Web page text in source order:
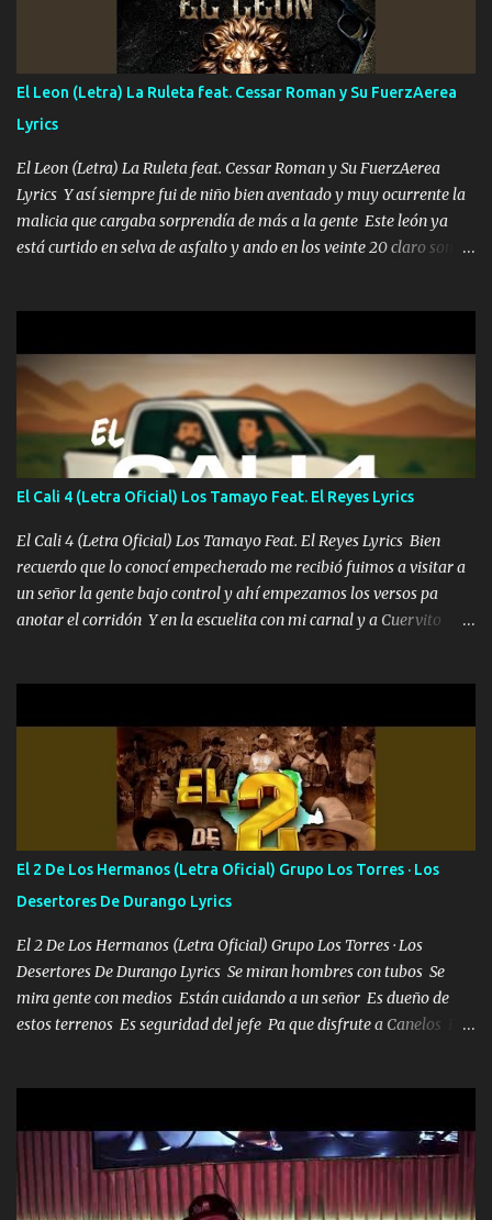
me fajó una Glock siempre armado todas las generaciones yo
traigo El chiste es que hago lo que quiero pues así soy me mandó
yo tengo el control a todos yo les paro el dedo soy hocicon un
malcriado un malandrón Que Les importa no saben nada falsas
las risas las que me miran hay gente corriente no quieren ve...
El Leon (Letra) La Ruleta feat. Cessar Roman y Su FuerzAerea
Lyrics
El Leon (Letra) La Ruleta feat. Cessar Roman y Su FuerzAerea
Lyrics Y así siempre fui de niño bien aventado y muy ocurrente la
malicia que cargaba sorprendía de más a la gente Este león ya
está curtido en selva de asfalto y ando en los veinte 20 claro son
pa más pues hay charola les voy a dar hasta topar pues no hay de
otra Música Surcando bien mi camino voy por mi línea no veo a
los lados aquel que no corre vuela no se me duerm voy chicoteado
Ya pasé varias hazañas ya tienen rato que me agarran el colmillo
de este León los estatales no sé esperaron Al tiro esta la PrimiZa
también la nueve que cargo al lado doy la mano al que su amigo y
al traicionero damos pa abajo Y No me paran aquí hay pa más
pues hay charola les voy a dar hasta topar pues no hay de otra...
El Cali 4 (Letra Oficial) Los Tamayo Feat. El Reyes Lyrics
El Cali 4 (Letra Oficial) Los Tamayo Feat. El Reyes Lyrics Bien
recuerdo que lo conocí empecherado me recibió fuimos a visitar a
un señor la gente bajo control y ahí empezamos los versos pa
anotar el corridón Y en la escuelita con mi carnal y a Cuervito
camisa es color Verde y peleam0s la Bandera por todita a la ciudad
con los drones patrullando la Frontera De Tijuana Bulevares
Bellas Artes me ve en las blancas ya hace falta mi APA FLACO
verde se le extraña pa que sepan Aquí Pura GENTE DE LA RANA 🐸
POR CLAVE ES EL CALI 4 EN LA CIUDAD TIJUANA Música Al
tirante andamos mi carnal atento a cualquier necesidad no porque
se ve limpio el camino nos confiamos al andar y nunca con la
misma piedra me vuelvo a tropezar Cuando ando de enamorado
en corto me tiró a per...
El 2 De Los Hermanos (Letra Oficial) Grupo Los Torres · Los
Desertores De Durango Lyrics
El 2 De Los Hermanos (Letra Oficial) Grupo Los Torres · Los
Desertores De Durango Lyrics Se miran hombres con tubos Se
mira gente con medios Están cuidando a un señor Es dueño de
estos terrenos Es seguridad del jefe Pa que disfrute a Canelos Es
ni tampoco las mujeres porque es platica de grandes por eso hay
que estar alegres doy las instrucciones para atender los deberes
Música Si es que salta algún problema de confianza tengo gente
ahí está el Hombre Cuarenta y también Pariente 7 arreglan